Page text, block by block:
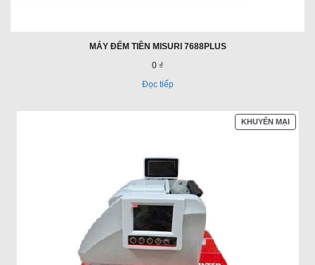
MÁY ĐẾM TIỀN MISURI 7688PLUS
0 ₫
Đọc tiếp
KHUYẾN MẠISẢN
PHẨM